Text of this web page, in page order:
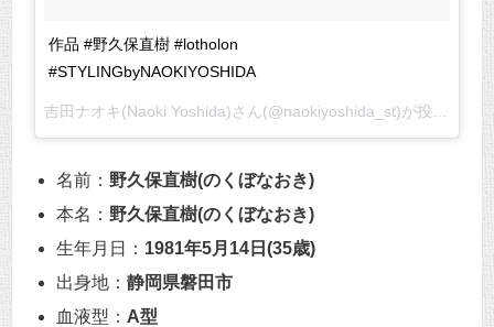
作品 #野久保直樹 #lotholon
#STYLINGbyNAOKIYOSHIDA
名前： 野久保直樹(のくぼなおき)
本名： 野久保直樹(のくぼなおき)
生年月日： 1981年5月14日(35歳)
出身地： 静岡県磐田市
血液型： A型